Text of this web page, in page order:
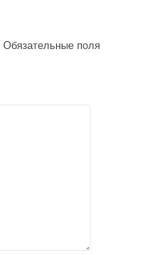
Обязательные поля